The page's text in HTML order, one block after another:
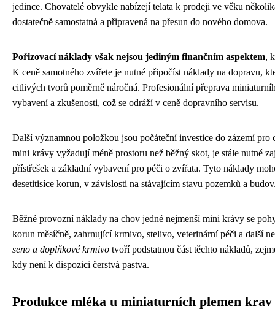
jedince. Chovatelé obvykle nabízejí telata k prodeji ve věku
dostatečně samostatná a připravená na přesun do nového domova.
Pořizovací náklady však nejsou jediným finančním aspektem,
K ceně samotného zvířete je nutné připočíst náklady na dopravu,
citlivých tvorů poměrně náročná. Profesionální přeprava
vybavení a zkušenosti, což se odráží v ceně dopravního servisu.
Další významnou položkou jsou počáteční investice do zázemí pro
mini krávy vyžadují méně prostoru než běžný skot, je stále nutné
přístřešek a základní vybavení pro péči o zvířata. Tyto náklady
desetitisíce korun, v závislosti na stávajícím stavu pozemků a
Běžné provozní náklady na chov jedné nejmenší mini krávy se
korun měsíčně, zahrnující krmivo, stelivo, veterinární péči a další
seno a doplňkové krmivo tvoří podstatnou část těchto nákladů,
kdy není k dispozici čerstvá pastva.
Produkce mléka u miniaturních plemen krav